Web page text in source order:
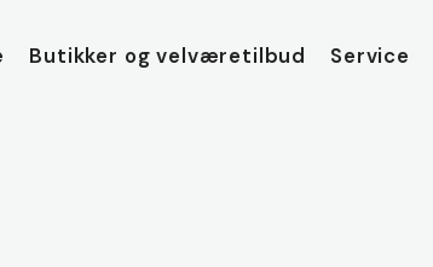
Butikker og velværetilbud Service